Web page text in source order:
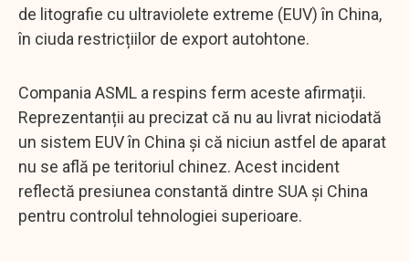
de litografie cu ultraviolete extreme (EUV) în China,
în ciuda restricțiilor de export autohtone.
Compania ASML a respins ferm aceste afirmații.
Reprezentanții au precizat că nu au livrat niciodată
un sistem EUV în China și că niciun astfel de aparat
nu se află pe teritoriul chinez. Acest incident
reflectă presiunea constantă dintre SUA și China
pentru controlul tehnologiei superioare.